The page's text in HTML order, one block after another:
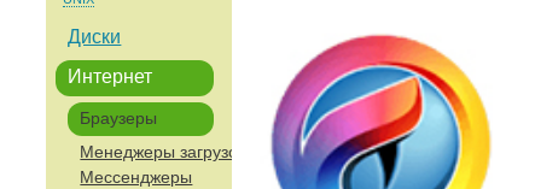
Диски
Интернет
Браузеры
Менеджеры загрузок
Мессенджеры